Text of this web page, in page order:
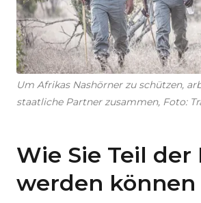
Um Afrikas Nashörner zu schützen,
staatliche Partner zusammen, Foto:
Wie Sie Teil der
werden können